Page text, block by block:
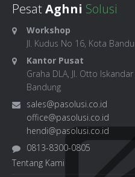
PesatAghni Solusi
Workshop
Jl. Kudus No 16, Kota
Kantor Pusat
Graha DLA, Jl. Otto
Bandung
sales@pasolusi.co.id
office@pasolusi.co.id
hendi@pasolusi.co.id
0813-8300-0805
Tentang Kami